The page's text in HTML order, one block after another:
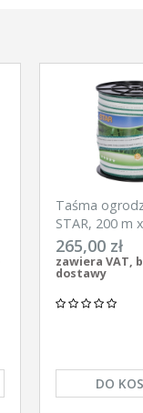
Taśma
STAR, 200 m
biało-zielona,
265,00 zł
zawiera VAT,
dostawy
DO